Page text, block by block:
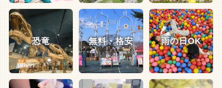
恐竜 無料・格安 雨の日OK